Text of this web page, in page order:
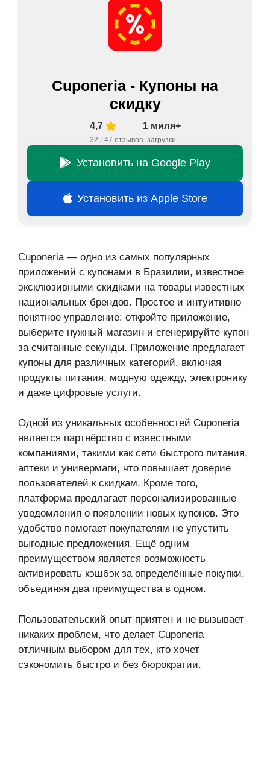
Cuponeria - Купоны на
скидку
4,7
32,147 отзывов
1 миля+
загрузки
Установить на Google Play
Установить из Apple Store
Cuponeria — одно из самых популярных
приложений с купонами в Бразилии, известное
эксклюзивными скидками на товары известных
национальных брендов. Простое и интуитивно
понятное управление: откройте приложение,
выберите нужный магазин и сгенерируйте купон
за считанные секунды. Приложение предлагает
купоны для различных категорий, включая
продукты питания, модную одежду, электронику
и даже цифровые услуги.
Одной из уникальных особенностей Cuponeria
является партнёрство с известными
компаниями, такими как сети быстрого питания,
аптеки и универмаги, что повышает доверие
пользователей к скидкам. Кроме того,
платформа предлагает персонализированные
уведомления о появлении новых купонов. Это
удобство помогает покупателям не упустить
выгодные предложения. Ещё одним
преимуществом является возможность
активировать кэшбэк за определённые покупки,
объединяя два преимущества в одном.
Пользовательский опыт приятен и не вызывает
никаких проблем, что делает Cuponeria
отличным выбором для тех, кто хочет
сэкономить быстро и без бюрократии.